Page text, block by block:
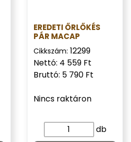
EREDETI ŐRLŐKÉS
PÁR MACAP
Cikkszám: 12299
Nettó: 4 559 Ft
Bruttó: 5 790 Ft
Nincs raktáron
db